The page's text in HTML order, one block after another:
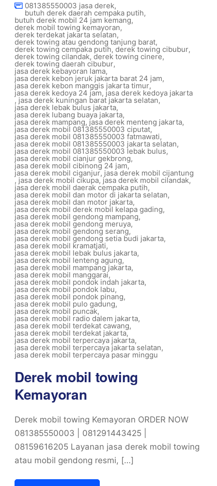
081385550003 jasa derek,
butuh derek daerah cempaka putih,
butuh derek mobil 24 jam kemang,
derek mobil towing kemayoran,
derek terdekat jakarta selatan,
derek towing atau gendong tanjung barat,
derek towing cempaka putih, derek towing cibubur,
derek towing cilandak, derek towing cinere,
derek towing daerah cibubur,
jasa derek kebayoran lama,
jasa derek kebon jeruk jakarta barat 24 jam,
jasa derek kebon manggis jakarta timur,
jasa derek kedoya 24 jam, jasa derek kedoya jakarta
, jasa derek kuningan barat jakarta selatan,
jasa derek lebak bulus jakarta,
jasa derek lubang buaya jakarta,
jasa derek mampang, jasa derek menteng jakarta,
jasa derek mobil 081385550003 ciputat,
jasa derek mobil 081385550003 fatmawati,
jasa derek mobil 081385550003 jakarta selatan,
jasa derek mobil 081385550003 lebak bulus,
jasa derek mobil cianjur gekbrong,
jasa derek mobil cibinong 24 jam,
jasa derek mobil ciganjur, jasa derek mobil cijantung
, jasa derek mobil cikupa, jasa derek mobil cilandak,
jasa derek mobil daerak cempaka putih,
jasa derek mobil dan motor di jakarta selatan,
jasa derek mobil dan motor jakarta,
jasa derek mobil derek mobil kelapa gading,
jasa derek mobil gendong mampang,
jasa derek mobil gendong meruya,
jasa derek mobil gendong serang,
jasa derek mobil gendong setia budi jakarta,
jasa derek mobil kramatjati,
jasa derek mobil lebak bulus jakarta,
jasa derek mobil lenteng agung,
jasa derek mobil mampang jakarta,
jasa derek mobil manggarai,
jasa derek mobil pondok indah jakarta,
jasa derek mobil pondok labu,
jasa derek mobil pondok pinang,
jasa derek mobil pulo gadung,
jasa derek mobil puncak,
jasa derek mobil radio dalem jakarta,
jasa derek mobil terdekat cawang,
jasa derek mobil terdekat jakarta,
jasa derek mobil terpercaya jakarta,
jasa derek mobil terpercaya jakarta selatan,
jasa derek mobil terpercaya pasar minggu
Derek mobil towing
Kemayoran
Derek mobil towing Kemayoran ORDER NOW
081385550003 | 081291443425 |
08159616205 Layanan jasa derek mobil towing
atau mobil gendong resmi, […]